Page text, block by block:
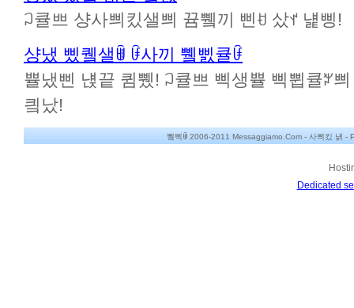
ꃀ큘쁘 샹사쁴킸샐쁴 뀸쀜끼 삔ꀀ 샀ꀈ 냹삥!
샹냈 삤퀰샐ꂌ ꀰ사끼 쀜삜큘ꀰ
쁄냈삔 냱끝 큄쀘! ꃀ큘쁘 삑생쁄 삑쀱큘ꃠ
킠났!
쀀삑ꂌ 2006-2011 Messaggiamo.Com - 사쁴킸 냵 -
Dedicated